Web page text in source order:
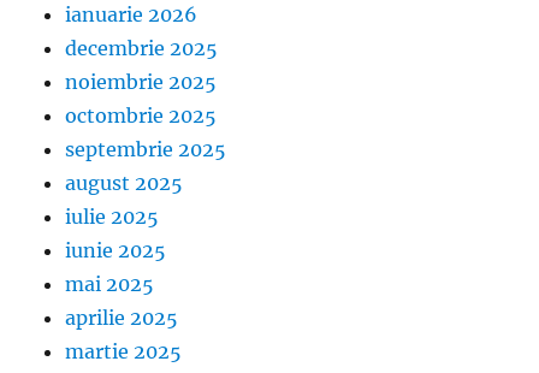
ianuarie 2026
decembrie 2025
noiembrie 2025
octombrie 2025
septembrie 2025
august 2025
iulie 2025
iunie 2025
mai 2025
aprilie 2025
martie 2025